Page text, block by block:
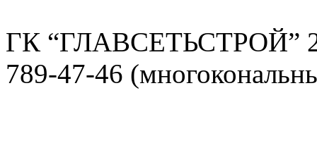
ГК “ГЛАВСЕТЬСТРОЙ”
789-47-46